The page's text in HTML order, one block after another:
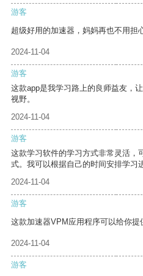
游客
超级好用的加速器，妈妈再也不用担
2024-11-04
游客
这款app是我学习路上的良师益友，
视野。
2024-11-04
游客
这款学习软件的学习方式非常灵活，
式。我可以根据自己的时间安排学习
2024-11-04
游客
这款加速器VPM应用程序可以给你提
2024-11-04
游客